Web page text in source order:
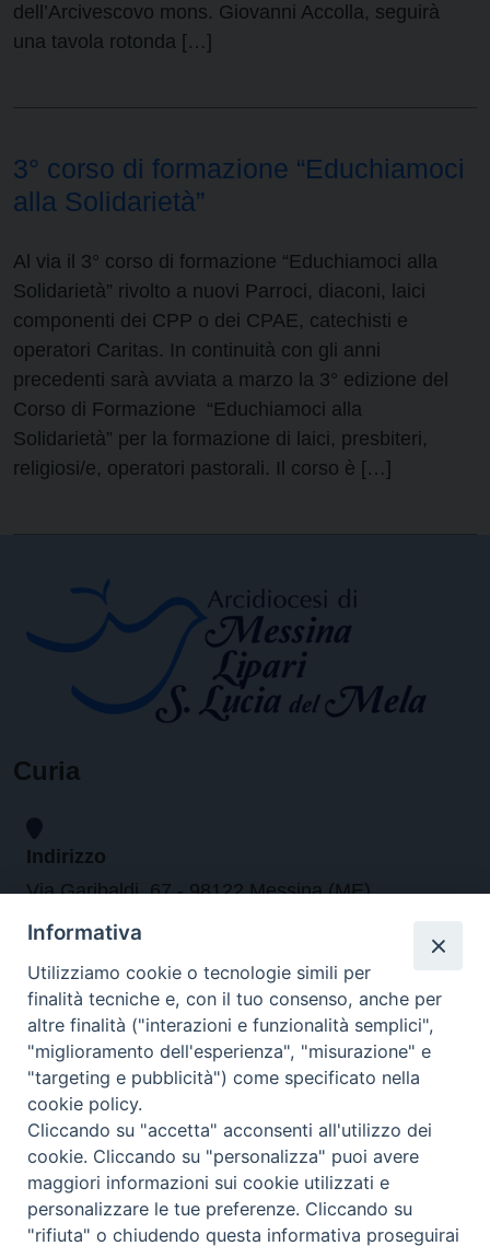
dell’Arcivescovo mons. Giovanni Accolla, seguirà
una tavola rotonda […]
3° corso di formazione “Educhiamoci
alla Solidarietà”
Al via il 3° corso di formazione “Educhiamoci alla
Solidarietà” rivolto a nuovi Parroci, diaconi, laici
componenti dei CPP o dei CPAE, catechisti e
operatori Caritas. In continuità con gli anni
precedenti sarà avviata a marzo la 3° edizione del
Corso di Formazione “Educhiamoci alla
Solidarietà” per la formazione di laici, presbiteri,
religiosi/e, operatori pastorali. Il corso è […]
Curia
Indirizzo
Via Garibaldi, 67 - 98122 Messina (ME)
Orari
da lunedi al venerdi dalle ore 9.30 alle 12.30
Contatti
Tel. 090.6684111 - Fax. 090.6684206
arcivescovo.messina@tin.it
Canali social
Informativa
Utilizziamo cookie o tecnologie simili per
finalità tecniche e, con il tuo consenso, anche per
altre finalità ("interazioni e funzionalità semplici",
"miglioramento dell'esperienza", "misurazione" e
"targeting e pubblicità") come specificato nella
cookie policy.
Cliccando su "accetta" acconsenti all'utilizzo dei
cookie. Cliccando su "personalizza" puoi avere
maggiori informazioni sui cookie utilizzati e
personalizzare le tue preferenze. Cliccando su
"rifiuta" o chiudendo questa informativa proseguirai